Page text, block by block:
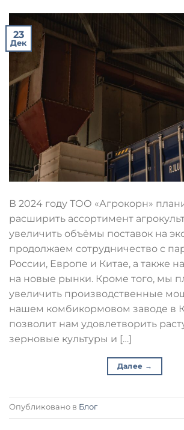
23
Дек
В 2024 году ТОО «Агрокорн»
расширить ассортимент
увеличить объёмы поставок на
продолжаем сотрудничество с
России, Европе и Китае, а также
на новые рынки. Кроме того, мы
увеличить производственные
нашем комбикормовом заводе в
позволит нам удовлетворить
зерновые культуры и […]
Далее →
Опубликовано в Блог